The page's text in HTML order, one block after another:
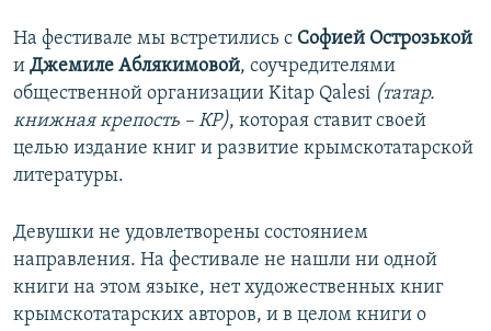
На фестивале мы встретились с Софией Острозькой
и Джемиле Аблякимовой, соучредителями
общественной организации Kitap Qalesi (татар.
книжная крепость – КР), которая ставит своей
целью издание книг и развитие крымскотатарской
литературы.
Девушки не удовлетворены состоянием
направления. На фестивале не нашли ни одной
книги на этом языке, нет художественных книг
крымскотатарских авторов, и в целом книги о